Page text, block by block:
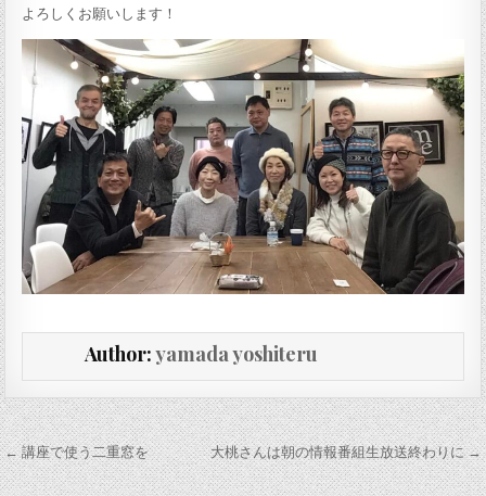
よろしくお願いします！
Author:yamada yoshiteru
投稿ナビゲーション
← 講座で使う二重窓を 大桃さんは朝の情報番組生放送終わりに →